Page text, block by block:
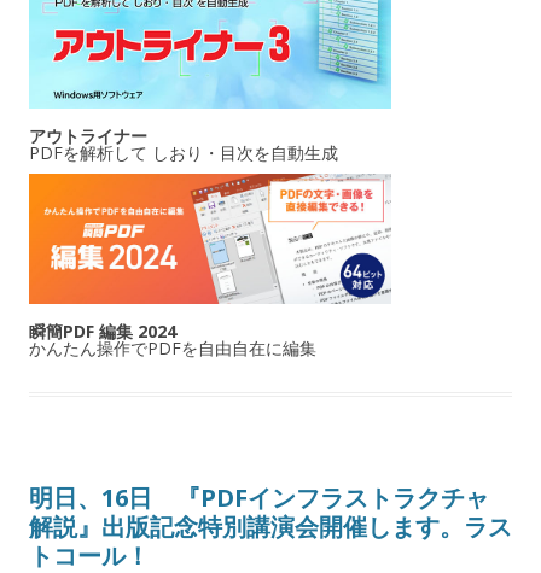
アウトライナー
PDFを解析して しおり・目次を自動生成
瞬簡PDF 編集 2024
かんたん操作でPDFを自由自在に編集
明日、16日 『PDFインフラストラクチャ
解説』出版記念特別講演会開催します。ラス
トコール！